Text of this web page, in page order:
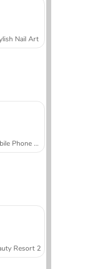
Nail Art
Mobile Phone Case Design & DIY
Resort 2